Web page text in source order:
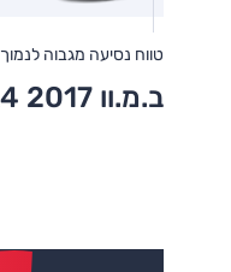
טווח נסיעה מגבוה לנמוך
ב.מ.וו X4 2017